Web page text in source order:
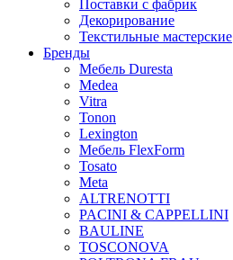
Поставки с фабрик
Декорирование
Текстильные мастерские
Бренды
Мебель Duresta
Medea
Vitra
Tonon
Lexington
Мебель FlexForm
Tosato
Meta
ALTRENOTTI
PACINI & CAPPELLINI
BAULINE
TOSCONOVA